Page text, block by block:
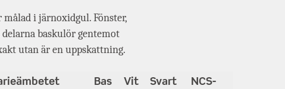
i järnoxidgul. Fönster,
baskulör gentemot
utan är en uppskattning.
Bas
Vit
Svart
NCS-